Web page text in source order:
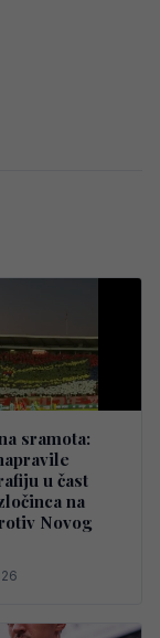
sramota:
u čast
na
Novog